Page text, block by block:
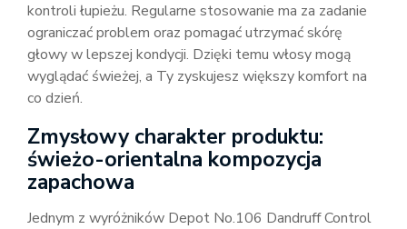
kontroli łupieżu. Regularne stosowanie ma za zadanie
ograniczać problem oraz pomagać utrzymać skórę
głowy w lepszej kondycji. Dzięki temu włosy mogą
wyglądać świeżej, a Ty zyskujesz większy komfort na
co dzień.
Zmysłowy charakter produktu:
świeżo-orientalna kompozycja
zapachowa
Jednym z wyróżników Depot No.106 Dandruff Control